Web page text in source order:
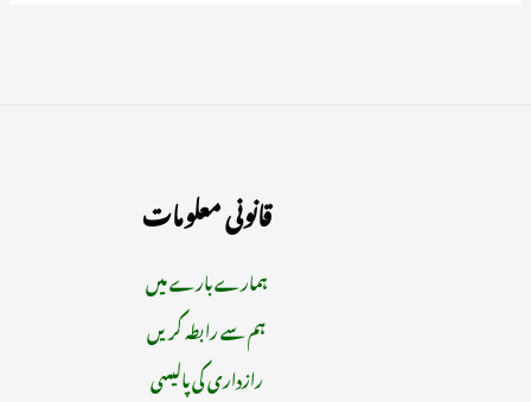
قانونی معلومات
ہمارے بارے میں
ہم سے رابطہ کریں
رازداری کی پالیسی